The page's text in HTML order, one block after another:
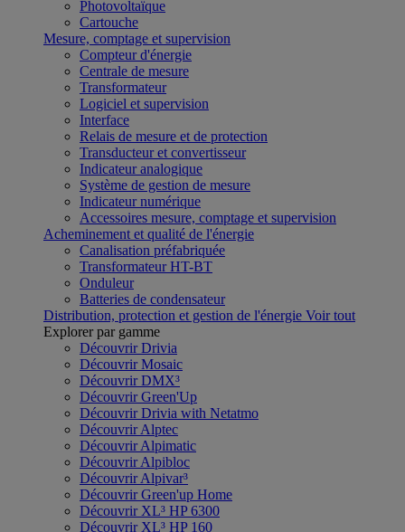
Photovoltaïque
Cartouche
Mesure, comptage et supervision
Compteur d'énergie
Centrale de mesure
Transformateur
Logiciel et supervision
Interface
Relais de mesure et de protection
Transducteur et convertisseur
Indicateur analogique
Système de gestion de mesure
Indicateur numérique
Accessoires mesure, comptage et supervision
Acheminement et qualité de l'énergie
Canalisation préfabriquée
Transformateur HT-BT
Onduleur
Batteries de condensateur
Distribution, protection et gestion de l'énergie Voir tout
Explorer par gamme
Découvrir Drivia
Découvrir Mosaic
Découvrir DMX³
Découvrir Green'Up
Découvrir Drivia with Netatmo
Découvrir Alptec
Découvrir Alpimatic
Découvrir Alpibloc
Découvrir Alpivar³
Découvrir Green'up Home
Découvrir XL³ HP 6300
Découvrir XL³ HP 160